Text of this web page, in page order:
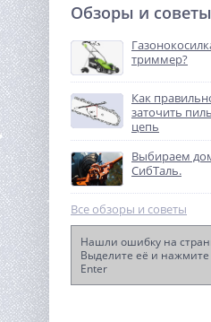
Торцовочная пила
19 990
Лобзик KRESS,
650Вт, коробка
Обзоры и советы
триммер?
Как
заточить
цепь
Выбираем
СибТаль.
Все обзоры и советы
Нашли ошибку на
Выделите её и нажмите
Enter